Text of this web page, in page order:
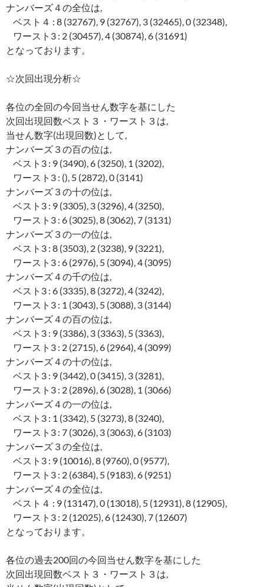
ナンバーズ４の全位は,
ベスト４ : 8 (32767), 9 (32767), 3 (32465), 0 (32348),
ワースト3 : 2 (30457), 4 (30874), 6 (31691)
となっております。
☆次回出現分析☆
各位の全回の今回当せん数字を基にした
次回出現回数ベスト３・ワースト３は,
当せん数字(出現回数)として,
ナンバーズ３の百の位は,
ベスト3 : 9 (3490), 6 (3250), 1 (3202),
ワースト3 : (), 5 (2872), 0 (3141)
ナンバーズ３の十の位は,
ベスト3 : 9 (3305), 3 (3296), 4 (3250),
ワースト3 : 6 (3025), 8 (3062), 7 (3131)
ナンバーズ３の一の位は,
ベスト3 : 8 (3503), 2 (3238), 9 (3221),
ワースト3 : 6 (2976), 5 (3094), 4 (3095)
ナンバーズ４の千の位は,
ベスト3 : 6 (3335), 8 (3272), 4 (3242),
ワースト3 : 1 (3043), 5 (3088), 3 (3144)
ナンバーズ４の百の位は,
ベスト3 : 9 (3386), 3 (3363), 5 (3363),
ワースト3 : 2 (2715), 6 (2964), 4 (3099)
ナンバーズ４の十の位は,
ベスト3 : 9 (3442), 0 (3415), 3 (3281),
ワースト3 : 2 (2896), 6 (3028), 1 (3066)
ナンバーズ４の一の位は,
ベスト3 : 1 (3342), 5 (3273), 8 (3240),
ワースト3 : 7 (3026), 3 (3063), 6 (3103)
ナンバーズ３の全位は,
ベスト3 : 9 (10016), 8 (9760), 0 (9577),
ワースト3 : 2 (6384), 5 (9183), 6 (9251)
ナンバーズ４の全位は,
ベスト４ : 9 (13147), 0 (13018), 5 (12931), 8 (12905),
ワースト3 : 2 (12025), 6 (12430), 7 (12607)
となっております。
各位の過去200回の今回当せん数字を基にした
次回出現回数ベスト３・ワースト３は,